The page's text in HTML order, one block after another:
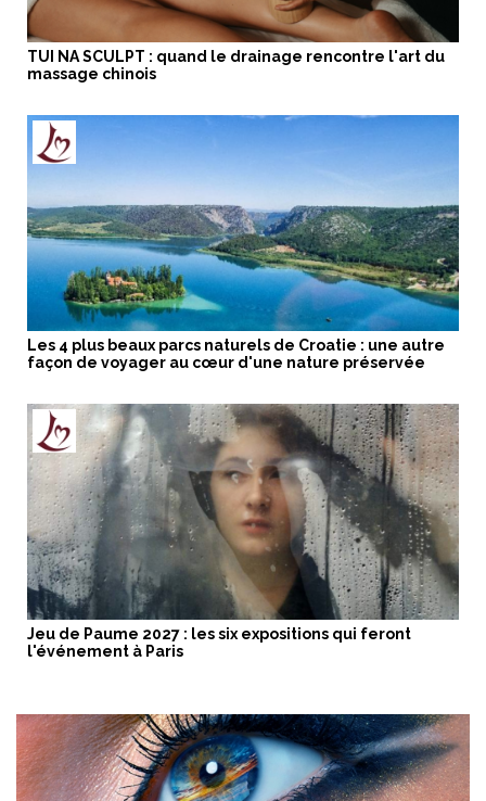
TUI NA SCULPT : quand le drainage rencontre l'art du
massage chinois
Les 4 plus beaux parcs naturels de Croatie : une autre
façon de voyager au cœur d'une nature préservée
Jeu de Paume 2027 : les six expositions qui feront
l'événement à Paris